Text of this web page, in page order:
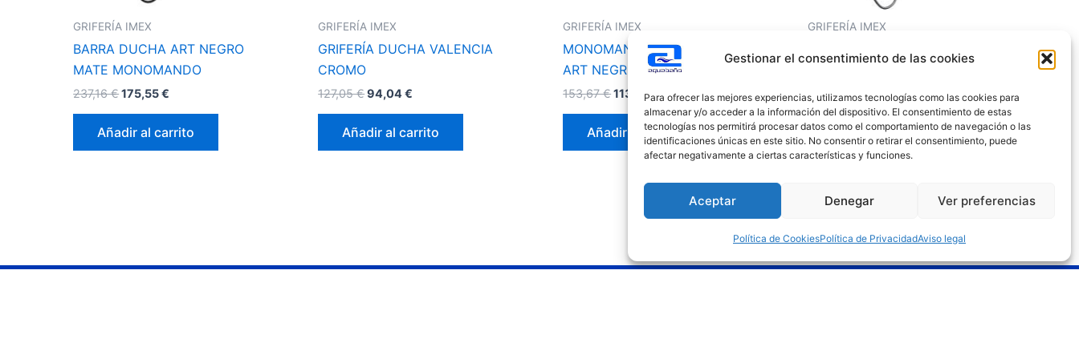
Gestionar el consentimiento de las cookies
Para ofrecer las mejores experiencias, utilizamos tecnologías como las cookies para
almacenar y/o acceder a la información del dispositivo. El consentimiento de estas
tecnologías nos permitirá procesar datos como el comportamiento de navegación o las
identificaciones únicas en este sitio. No consentir o retirar el consentimiento, puede
afectar negativamente a ciertas características y funciones.
Aceptar Denegar Ver preferencias
Política de CookiesPolítica de PrivacidadAviso legal
GRIFERÍA IMEX
BARRA DUCHA ART NEGRO
MATE MONOMANDO
237,16€175,55€
Añadir al carrito
GRIFERÍA IMEX
GRIFERÍA DUCHA VALENCIA
CROMO
127,05€94,04€
Añadir al carrito
GRIFERÍA IMEX
MONOMANDO LAVABO ALTO
ART NEGRO MATE
153,67€113,75€
Añadir al carrito
GRIFERÍA IMEX
CONJUNTO DUCHA VALENCIA
286,77€212,27€
Añadir al carrito